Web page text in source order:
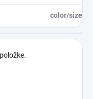
color/size